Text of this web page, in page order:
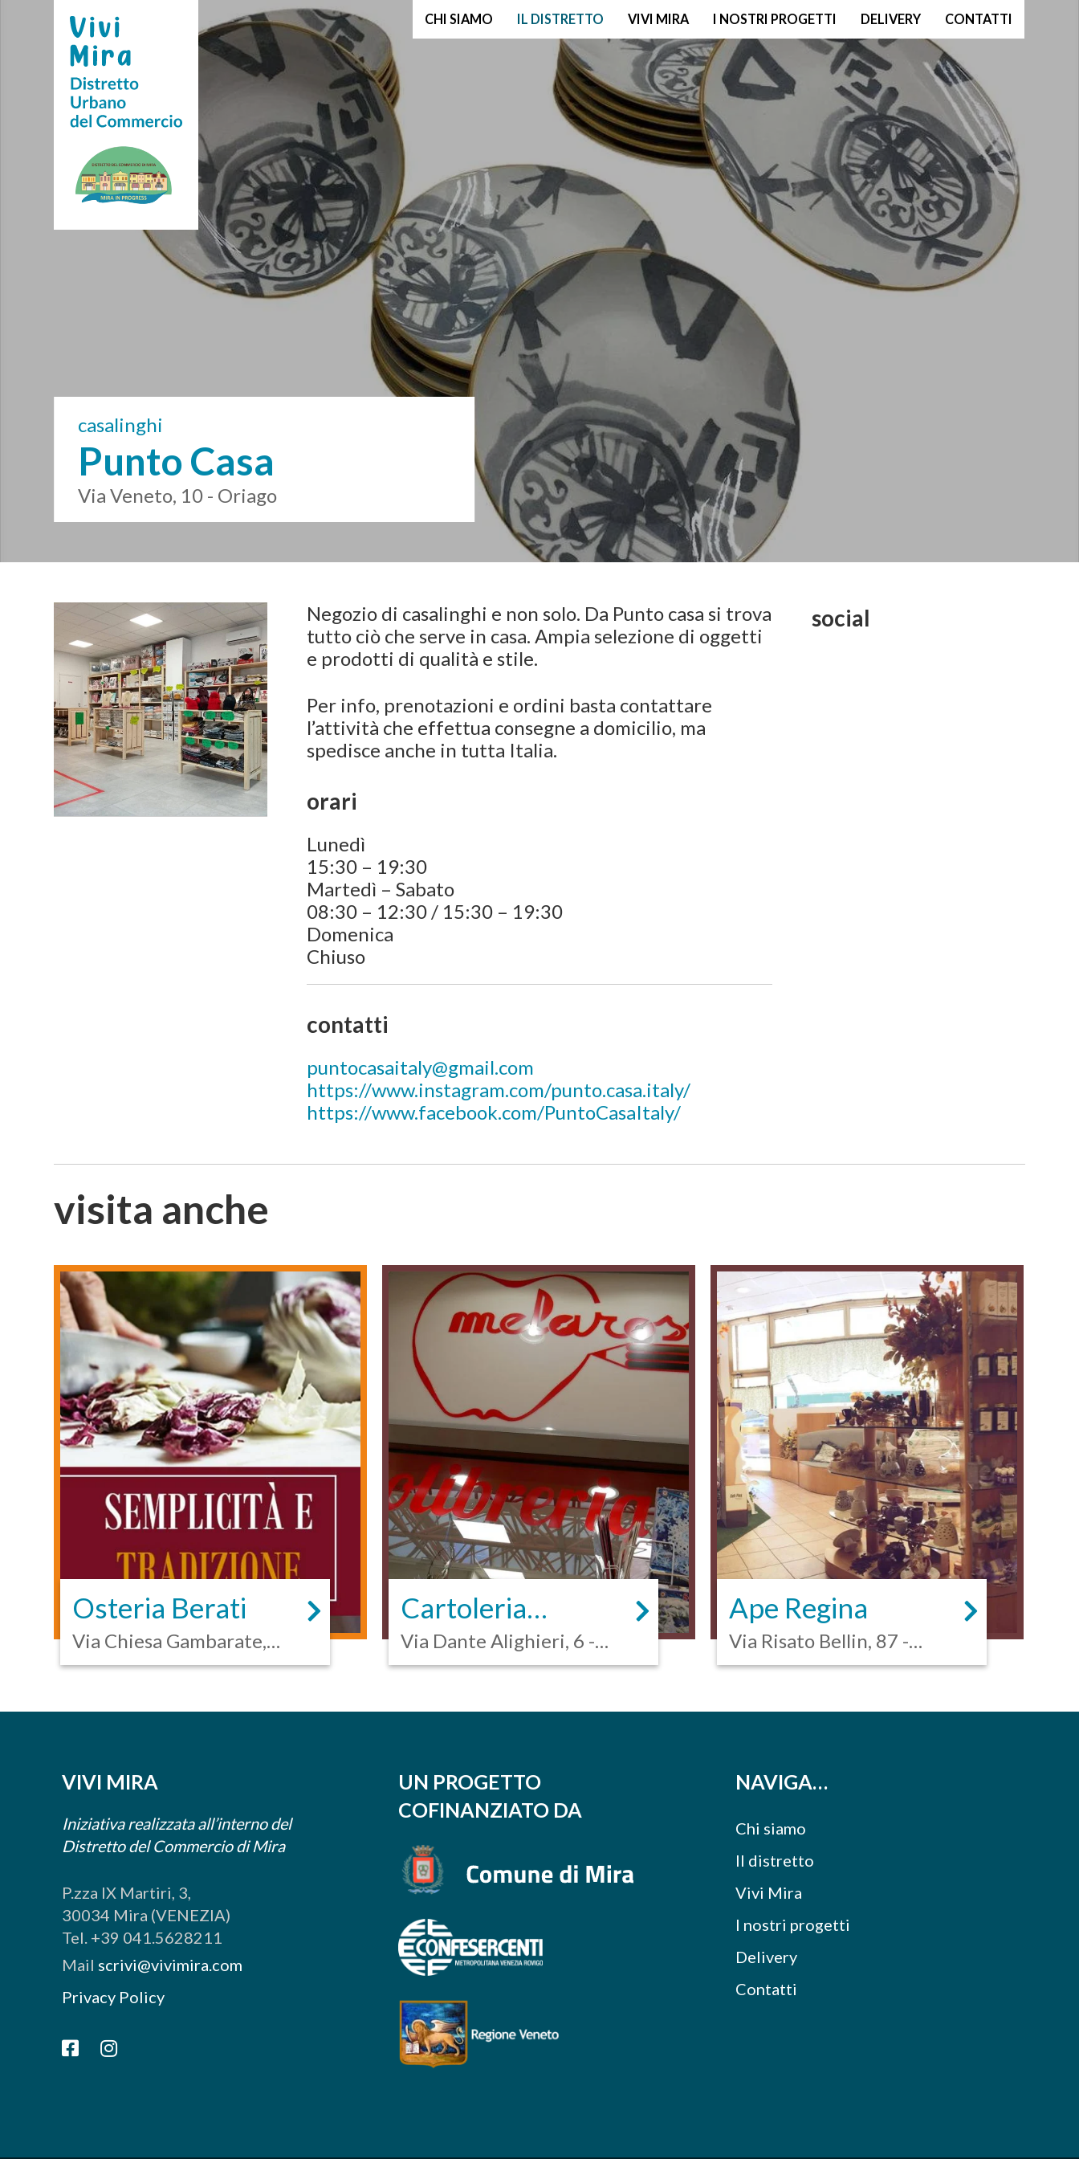
CHI SIAMO IL DISTRETTO VIVI MIRA I NOSTRI PROGETTI DELIVERY CONTATTI
casalinghi
Punto Casa
Via Veneto, 10 - Oriago
Negozio di casalinghi e non solo. Da Punto casa si trova
tutto ciò che serve in casa. Ampia selezione di oggetti
e prodotti di qualità e stile.
Per info, prenotazioni e ordini basta contattare
l’attività che effettua consegne a domicilio, ma
spedisce anche in tutta Italia.
orari
Lunedì
15:30 – 19:30
Martedì – Sabato
08:30 – 12:30 / 15:30 – 19:30
Domenica
Chiuso
contatti
puntocasaitaly@gmail.com
https://www.instagram.com/punto.casa.italy/
https://www.facebook.com/PuntoCasaItaly/
social
visita anche
Osteria Berati
Via Chiesa Gambarate,
100 - Mira
Cartoleria
Melarossa
Via Dante Alighieri, 6 -
Mira
Ape Regina
Via Risato Bellin, 87 -
Oriago
VIVI MIRA
Iniziativa realizzata all’interno del
Distretto del Commercio di Mira
P.zza IX Martiri, 3,
30034 Mira (VENEZIA)
Tel. +39 041.5628211
Mail scrivi@vivimira.com
Privacy Policy
UN PROGETTO
COFINANZIATO DA
NAVIGA…
Chi siamo
Il distretto
Vivi Mira
I nostri progetti
Delivery
Contatti